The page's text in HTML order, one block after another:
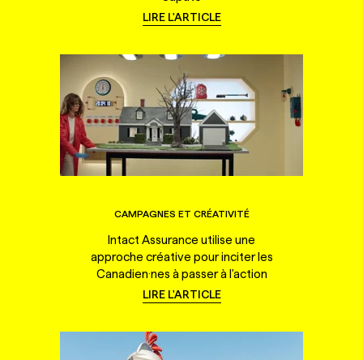
LIRE L'ARTICLE
CAMPAGNES ET CRÉATIVITÉ
Intact Assurance utilise une
approche créative pour inciter les
Canadien·nes à passer à l'action
LIRE L'ARTICLE